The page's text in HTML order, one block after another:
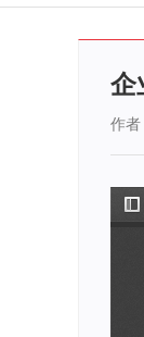
企
作